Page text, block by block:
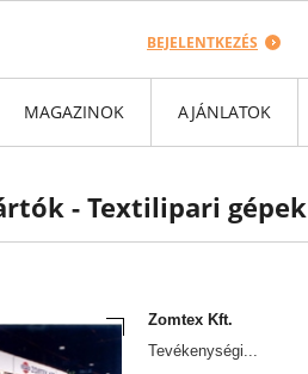
BEJELENTKEZÉS
MAGAZINOK AJÁNLATOK
- Textilipari gépek
Zomtex Kft.
Tevékenységi...